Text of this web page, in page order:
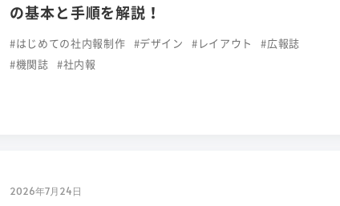
の基本と手順を解説！
#はじめての社内報制作 #デザイン #レイアウト
#広報誌
#機関誌 #社内報
2026年7月24日